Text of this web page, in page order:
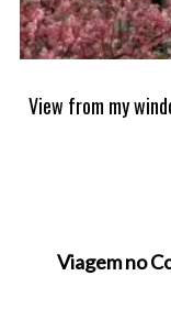
View from my
Viagem no